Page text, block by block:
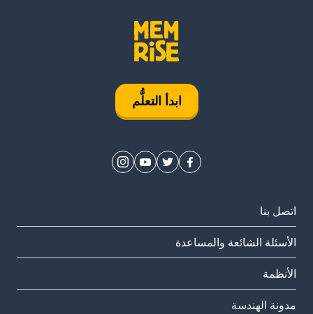
ابدأ التعلُّم
اتصل بنا
الأسئلة الشائعة والمساعدة
الأنظمة
مدونة الهندسة